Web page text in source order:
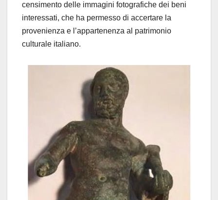
censimento delle immagini fotografiche dei beni
interessati, che ha permesso di accertare la
provenienza e l’appartenenza al patrimonio
culturale italiano.